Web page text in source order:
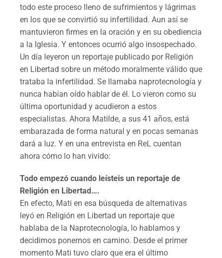
todo este proceso lleno de sufrimientos y lágrimas
en los que se convirtió su infertilidad. Aun así se
mantuvieron firmes en la oración y en su obediencia
a la Iglesia. Y entonces ocurrió algo insospechado.
Un día leyeron un reportaje publicado por Religión
en Libertad sobre un método moralmente válido que
trataba la infertilidad. Se llamaba naprotecnología y
nunca habían oído hablar de él. Lo vieron como su
última oportunidad y acudieron a estos
especialistas. Ahora Matilde, a sus 41 años, está
embarazada de forma natural y en pocas semanas
dará a luz. Y en una entrevista en ReL cuentan
ahora cómo lo han vivido:
Todo empezó cuando leísteis un reportaje de
Religión en Libertad….
En efecto, Mati en esa búsqueda de alternativas
leyó en Religión en Libertad un reportaje que
hablaba de la Naprotecnología, lo hablamos y
decidimos ponernos en camino. Desde el primer
momento Mati tuvo claro que era el último